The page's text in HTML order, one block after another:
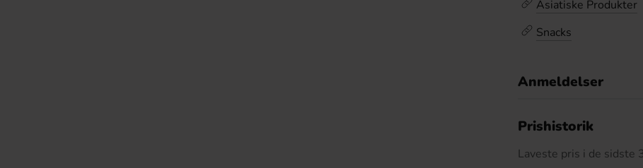
Asiatiske Produkter
Snacks
Anmeldelser
Prishistorik
Laveste pris i de